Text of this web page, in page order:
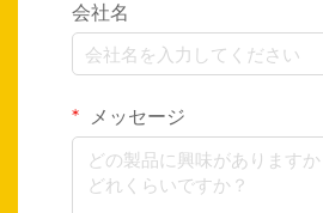
会社名
メッセージ